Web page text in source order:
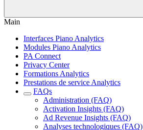
Main
Interfaces Piano Analytics
Modules Piano Analytics
PA Connect
Privacy Center
Formations Analytics
Prestations de service Analytics
FAQs
Administration (FAQ)
Activation Insights (FAQ)
Ad Revenue Insights (FAQ)
Analyses technologiques (FAQ)